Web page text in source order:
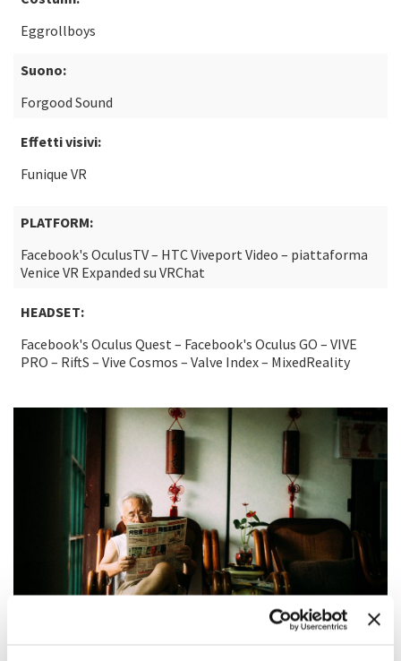
Eggrollboys
Suono:
Forgood Sound
Effetti visivi:
Funique VR
PLATFORM:
Facebook's OculusTV – HTC Viveport Video – piattaforma
Venice VR Expanded su VRChat
HEADSET:
Facebook's Oculus Quest – Facebook's Oculus GO – VIVE
PRO – RiftS – Vive Cosmos – Valve Index – MixedReality